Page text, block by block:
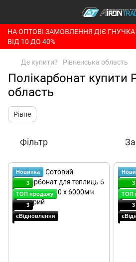
НА ОПТОВІ ЗАМОВЛЕННЯ ДІЄ
ВІД 10 ДО 40%
Де купити? Рівненська область
Полікарбонат купити
область
Рівне
Фільтр
Новинка
3
ТОП продажу
3
єВідновлення
3
ТОП
3